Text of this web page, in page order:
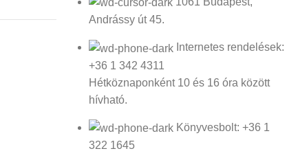
Andrássy út 45.
Internetes rendelések:
+36 1 342 4311
Hétköznaponként 10 és 16 óra között
hívható.
Könyvesbolt: +36 1
322 1645